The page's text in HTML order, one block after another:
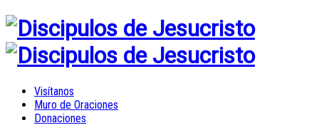
Visítanos
Muro de Oraciones
Donaciones